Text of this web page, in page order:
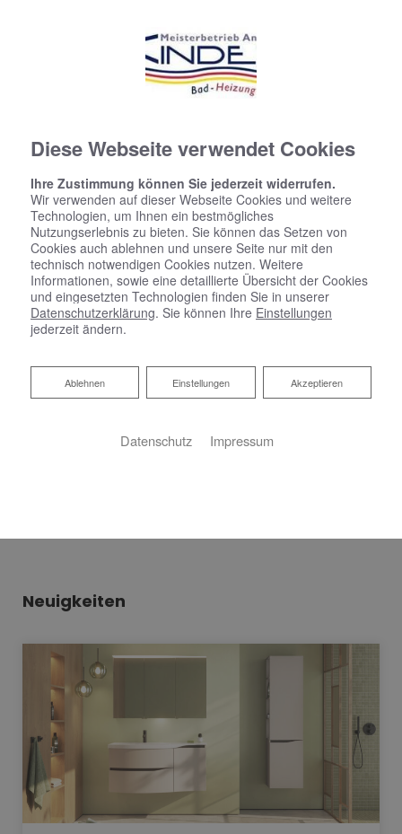
Ihr Budgetkalkulator Bad
Neuigkeiten
Diese Webseite verwendet Cookies
Ihre Zustimmung können Sie jederzeit widerrufen.
Wir verwenden auf dieser Webseite Cookies und weitere
Technologien, um Ihnen ein bestmögliches
Nutzungserlebnis zu bieten. Sie können das Setzen von
Cookies auch ablehnen und unsere Seite nur mit den
technisch notwendigen Cookies nutzen. Weitere
Informationen, sowie eine detaillierte Übersicht der Cookies
und eingesetzten Technologien finden Sie in unserer
Datenschutzerklärung. Sie können Ihre Einstellungen
jederzeit ändern.
Akzeptieren
Einstellungen
Ablehnen
Ablehnen
Datenschutz Impressum